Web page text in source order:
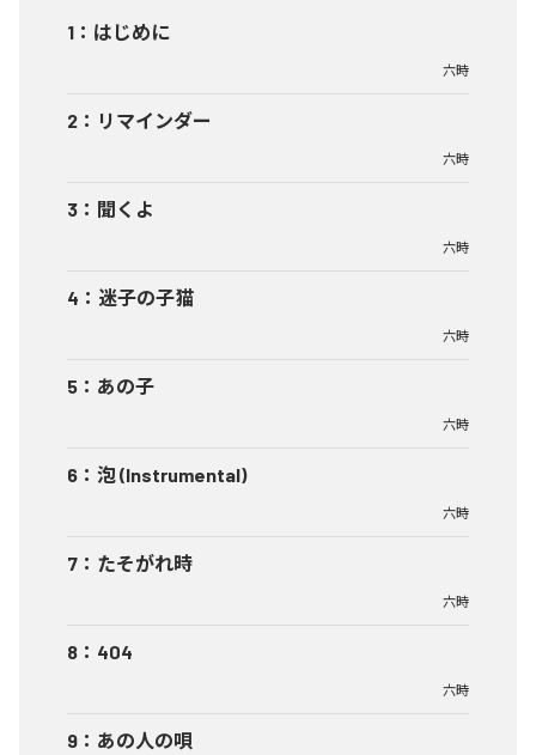
1 ： はじめに
六時
2 ： リマインダー
六時
3 ： 聞くよ
六時
4 ： 迷子の子猫
六時
5 ： あの子
六時
6 ： 泡 (Instrumental)
六時
7 ： たそがれ時
六時
8 ： 404
六時
9 ： あの人の唄